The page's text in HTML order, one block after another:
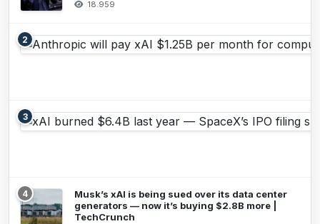
18.959
2
3
4
Musk’s xAI is being sued over its data center
generators — now it’s buying $2.8B more |
TechCrunch